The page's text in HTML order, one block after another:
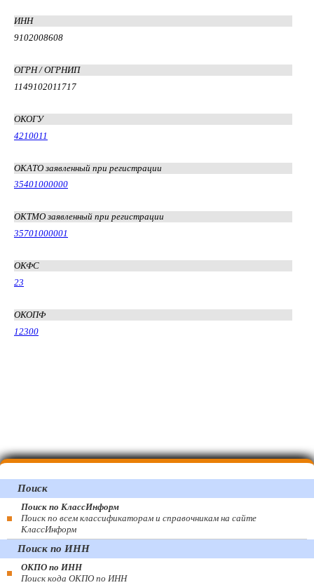
ИНН
9102008608
ОГРН / ОГРНИП
1149102011717
ОКОГУ
4210011
ОКАТО заявленный при регистрации
35401000000
ОКТМО заявленный при регистрации
35701000001
ОКФС
23
ОКОПФ
12300
Поиск
Поиск по КлассИнформ
Поиск по всем классификаторам и справочникам на сайте
КлассИнформ
Поиск по ИНН
ОКПО по ИНН
Поиск кода ОКПО по ИНН